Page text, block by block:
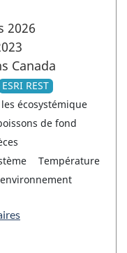
2026
Canada
ESRI REST
écosystémique
de fond
Température